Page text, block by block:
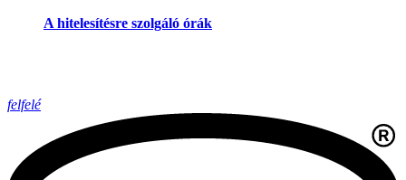
A hitelesítésre szolgáló órák
felfelé